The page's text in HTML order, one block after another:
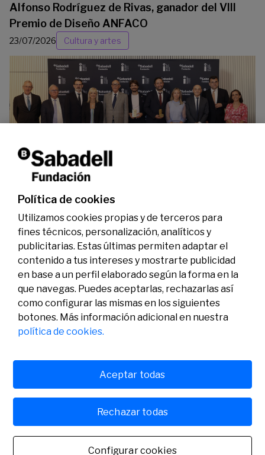
Alfonso Rodríguez de Rivas, ganador del VIII
Premio de Diseño ANFACO
23/07/2026 Cultura y artes
La Fundación Banco Sabadell reconoce a dos
investigadores en los ámbitos de la edición del
genoma y la energía limpia
07/07/2026 Premios
Legal
Aviso legal
Política de privacidad
Actividad
Convocatorias
Premios
Social
© Fundación Banco Sabadell 2024 todos los derechos
Política de cookies
Utilizamos cookies propias y de terceros para
fines técnicos, personalización, analíticos y
publicitarias. Estas últimas permiten adaptar el
contenido a tus intereses y mostrarte publicidad
en base a un perfil elaborado según la forma en la
que navegas. Puedes aceptarlas, rechazarlas así
como configurar las mismas en los siguientes
botones. Más información adicional en nuestra
política de cookies.
Configurar cookies
Rechazar todas
Aceptar todas